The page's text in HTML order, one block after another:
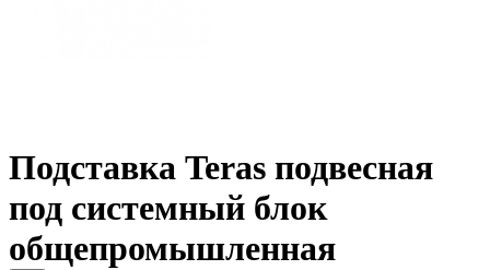
Подставка Teras подвесная
под системный блок
общепромышленная